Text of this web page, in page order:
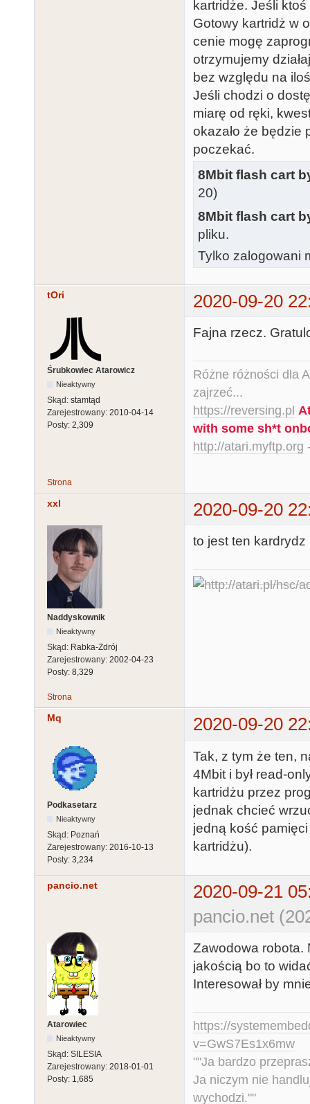
kartridże. Jeśli
Gotowy kartridż w
cenie mogę
otrzymujemy
bez względu na
Jeśli chodzi o
miarę od ręki,
okazało że będzie
poczekać.
8Mbit flash cart
20)
8Mbit flash cart
pliku.
Tylko zalogowani
tOri 2020-09-20
Śrubkowiec Atarowicz
Nieaktywny
Skąd: stamtąd
Zarejestrowany: 2010-04-14
Posty: 2,309
Fajna rzecz.
Różne różności dla
zajrzeć...
https://reversing.pl
with some sh*t
http://atari.myftp.org
Strona
xxl 2020-09-20
Naddyskownik
Nieaktywny
Skąd: Rabka-Zdrój
Zarejestrowany: 2002-04-23
Posty: 8,329
to jest ten
Strona
Mq 2020-09-20
Podkasetarz
Nieaktywny
Skąd: Poznań
Zarejestrowany: 2016-10-13
Posty: 3,234
Tak, z tym że ten,
4Mbit i był read-
kartridżu przez
jednak chcieć
jedną kość
kartridżu).
pancio.net
2020-09-21
pancio.net
Atarowiec
Nieaktywny
Skąd: SILESIA
Zarejestrowany: 2018-01-01
Posty: 1,685
Zawodowa robota.
jakością bo to
Interesował by
https://
v=GwS7Es1x6mw
""Ja bardzo
Ja niczym nie
wychodzi.""